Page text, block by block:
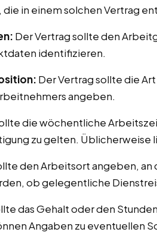
in einem solchen Vertrag
Der Vertrag sollte den
identifizieren.
Der Vertrag sollte die
angeben.
die wöchentliche
zu gelten.
den Arbeitsort angeben,
ob gelegentliche
das Gehalt oder den
Angaben zu eventuellen